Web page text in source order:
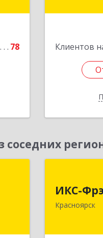
78 Клиентов
ИКС-
Красноярск